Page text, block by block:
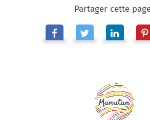
Partager cette